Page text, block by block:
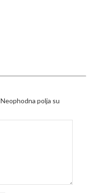
Neophodna polja su